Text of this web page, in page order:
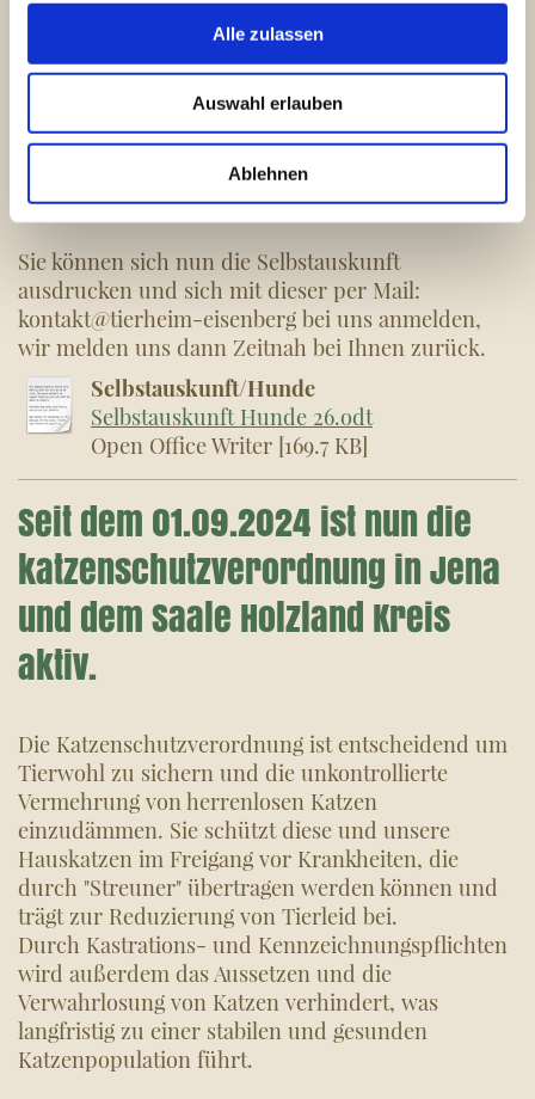
Alle zulassen
Auswahl erlauben
Ablehnen
Wir wünschen uns Interessenten, die
• Zeit, Geduld und Verständnis mitbringen
• bereit sind, sich auf den Hund einzulassen
dauerhaftes Zuhause
möchten
Sie können sich nun die Selbstauskunft
ausdrucken und sich mit dieser per Mail:
kontakt@tierheim-eisenberg bei uns anmelden,
wir melden uns dann Zeitnah bei Ihnen zurück.
Selbstauskunft/Hunde
Selbstauskunft Hunde 26.odt
Open Office Writer [169.7 KB]
Seit dem 01.09.2024 ist nun die
katzenschutzverordnung in Jena
und dem Saale Holzland Kreis
aktiv.
Die Katzenschutzverordnung ist entscheidend um
Tierwohl zu sichern und die unkontrollierte
Vermehrung von herrenlosen Katzen
einzudämmen. Sie schützt diese und unsere
Hauskatzen im Freigang vor Krankheiten, die
durch "Streuner" übertragen werden können und
trägt zur Reduzierung von Tierleid bei.
Durch Kastrations- und Kennzeichnungspflichten
wird außerdem das Aussetzen und die
Verwahrlosung von Katzen verhindert, was
langfristig zu einer stabilen und gesunden
Katzenpopulation führt.